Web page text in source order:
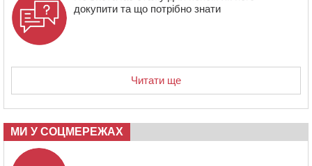
докупити та що потрібно знати
Читати ще
МИ У СОЦМЕРЕЖАХ